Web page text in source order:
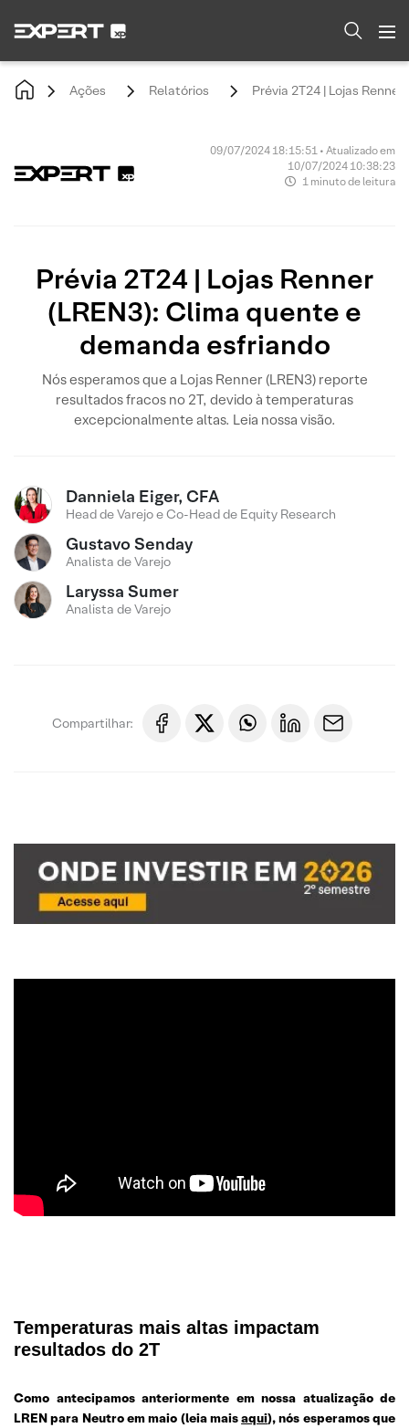
Ações Relatórios Prévia 2T24 | Lojas
09/07/2024 18:15:51 • Atualizado em
10/07/2024 10:38:23
1 minuto de leitura
Prévia 2T24 | Lojas Renner
(LREN3): Clima quente e
demanda esfriando
Nós esperamos que a Lojas Renner (LREN3) reporte
resultados fracos no 2T, devido à temperaturas
excepcionalmente altas. Leia nossa visão.
Danniela Eiger, CFA
Head de Varejo e Co-Head de Equity Research
Gustavo Senday
Analista de Varejo
Laryssa Sumer
Analista de Varejo
Compartilhar:
Temperaturas mais altas impactam
resultados do 2T
Como antecipamos anteriormente em nossa atualização de
LREN para Neutro em maio (leia maisaqui), nós esperamos que